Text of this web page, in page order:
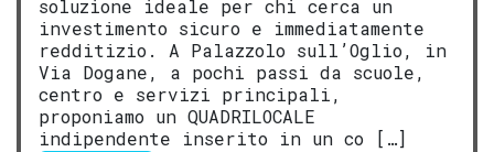
soluzione ideale per chi cerca un
investimento sicuro e immediatamente
redditizio. A Palazzolo sull’Oglio, in
Via Dogane, a pochi passi da scuole,
centro e servizi principali,
proponiamo un QUADRILOCALE
indipendente inserito in un co […]